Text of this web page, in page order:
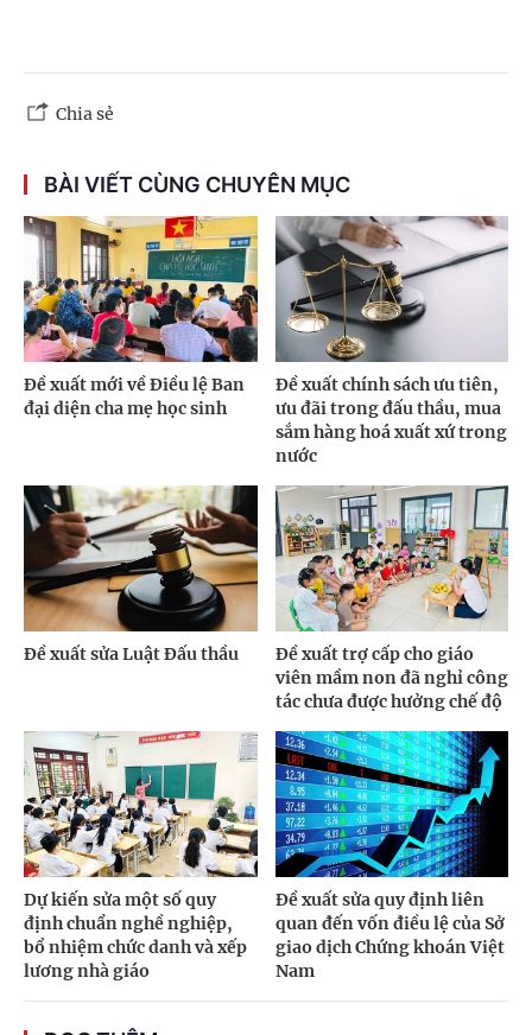
Chia sẻ
BÀI VIẾT CÙNG CHUYÊN MỤC
Đề xuất mới về Điều lệ Ban
đại diện cha mẹ học sinh
Đề xuất chính sách ưu tiên,
ưu đãi trong đấu thầu, mua
sắm hàng hoá xuất xứ trong
nước
Đề xuất sửa Luật Đấu thầu
Đề xuất trợ cấp cho giáo
viên mầm non đã nghỉ công
tác chưa được hưởng chế độ
Dự kiến sửa một số quy
định chuẩn nghề nghiệp,
bổ nhiệm chức danh và xếp
lương nhà giáo
Đề xuất sửa quy định liên
quan đến vốn điều lệ của Sở
giao dịch Chứng khoán Việt
Nam